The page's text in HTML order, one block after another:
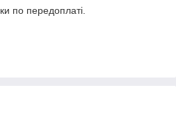
по передоплаті.